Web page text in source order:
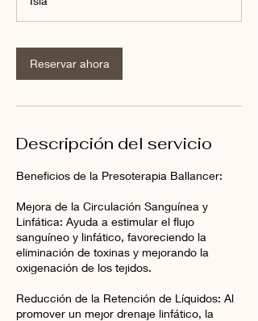
n
Reservar ahora
Descripción del servicio
Beneficios de la Presoterapia Ballancer:
Mejora de la Circulación Sanguínea y
Linfática: Ayuda a estimular el flujo
sanguíneo y linfático, favoreciendo la
eliminación de toxinas y mejorando la
oxigenación de los tejidos.
Reducción de la Retención de Líquidos: Al
promover un mejor drenaje linfático, la